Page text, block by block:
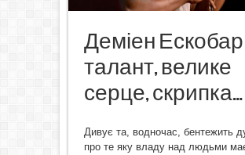
Деміен Ескобар
талант, велике
серце, скрипка…
Дивує та, водночас, бентежить
про те яку владу над людьми